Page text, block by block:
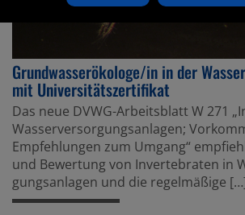
Grund­was­ser­öko­loge/in in der
mit Univer­si­täts­zer­ti­fikat
Das neue DVWG-Arbeits­blatt W 271
Wasser­ver­sor­gungs­an­lagen;
Empfeh­lungen zum Umgang“
und Bewer­tung von Inver­te­braten in
gungs­an­lagen und die regel­mä­ßige